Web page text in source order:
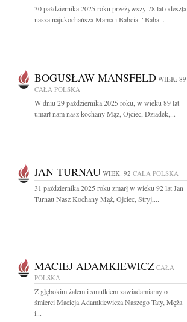
30 października 2025 roku przeżywszy 78 lat odeszła
nasza najukochańsza Mama i Babcia. "Baba...
BOGUSŁAW MANSFELD WIEK: 89
CAŁA POLSKA
W dniu 29 października 2025 roku, w wieku 89 lat
umarł nam nasz kochany Mąż, Ojciec, Dziadek,...
JAN TURNAU WIEK: 92 CAŁA POLSKA
31 października 2025 roku zmarł w wieku 92 lat Jan
Turnau Nasz Kochany Mąż, Ojciec, Stryj,...
MACIEJ ADAMKIEWICZ CAŁA
POLSKA
Z głębokim żalem i smutkiem zawiadamiamy o
śmierci Macieja Adamkiewicza Naszego Taty, Męża
i...